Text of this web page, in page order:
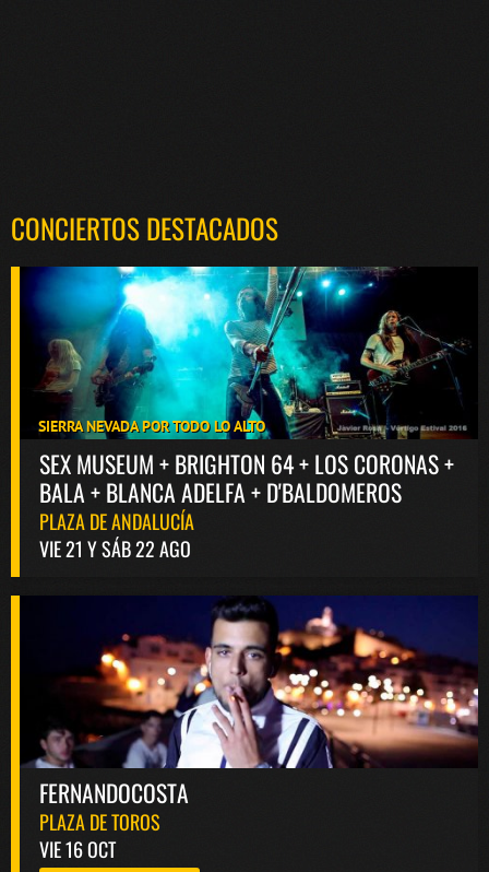
CONCIERTOS DESTACADOS
SIERRA NEVADA POR TODO LO ALTO
SEX MUSEUM + BRIGHTON 64 + LOS CORONAS +
BALA + BLANCA ADELFA + D'BALDOMEROS
PLAZA DE ANDALUCÍA
VIE 21 Y SÁB 22 AGO
FERNANDOCOSTA
PLAZA DE TOROS
VIE 16 OCT